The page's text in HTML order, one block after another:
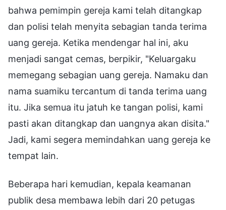
bahwa pemimpin gereja kami telah ditangkap
dan polisi telah menyita sebagian tanda terima
uang gereja. Ketika mendengar hal ini, aku
menjadi sangat cemas, berpikir, "Keluargaku
memegang sebagian uang gereja. Namaku dan
nama suamiku tercantum di tanda terima uang
itu. Jika semua itu jatuh ke tangan polisi, kami
pasti akan ditangkap dan uangnya akan disita."
Jadi, kami segera memindahkan uang gereja ke
tempat lain.
Beberapa hari kemudian, kepala keamanan
publik desa membawa lebih dari 20 petugas